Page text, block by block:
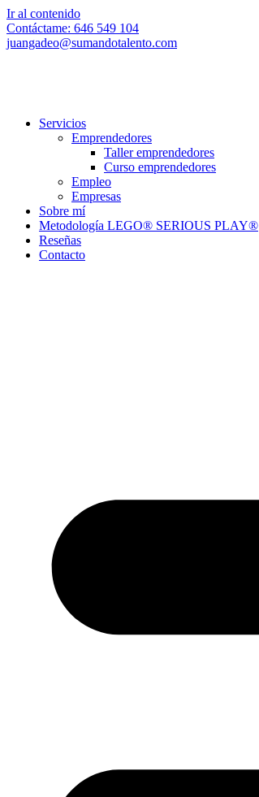
Ir al contenido
Contáctame: 646 549 104
juangadeo@sumandotalento.com
Servicios
Emprendedores
Taller emprendedores
Curso emprendedores
Empleo
Empresas
Sobre mí
Metodología LEGO® SERIOUS PLAY®
Reseñas
Contacto